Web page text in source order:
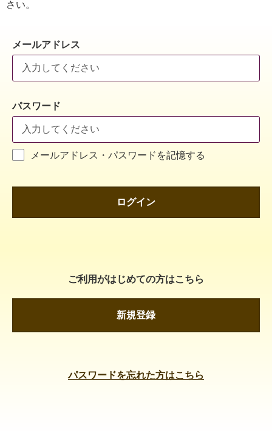
さい。
メールアドレス
パスワード
メールアドレス・パスワードを記憶する
ログイン
ご利用がはじめての方はこちら
新規登録
パスワードを忘れた方はこちら